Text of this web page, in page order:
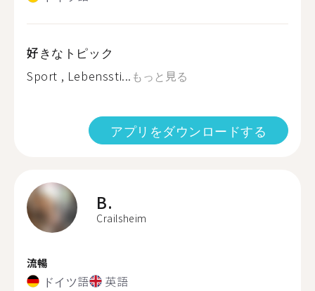
好きなトピック
Sport , Lebenssti... もっと見る
アプリをダウンロードする
B.
Crailsheim
流暢
ドイツ語 英語